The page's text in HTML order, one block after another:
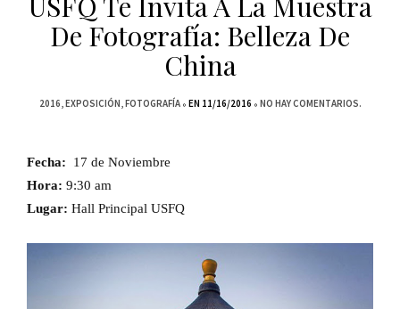
De Fotografía: Belleza De
China
2016 EXPOSICIÓN FOTOGRAFÍA EN 11/16/2016 NO HAY COMENTARIOS.
Fecha:
17 de Noviembre
Hora: 9:30 am
Lugar: Hall Principal USFQ